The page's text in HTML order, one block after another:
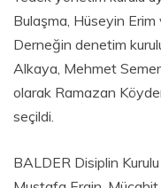
Bulaşma, Hüseyin
Derneğin denetim
Alkaya, Mehmet
olarak Ramazan
seçildi.
BALDER Disiplin